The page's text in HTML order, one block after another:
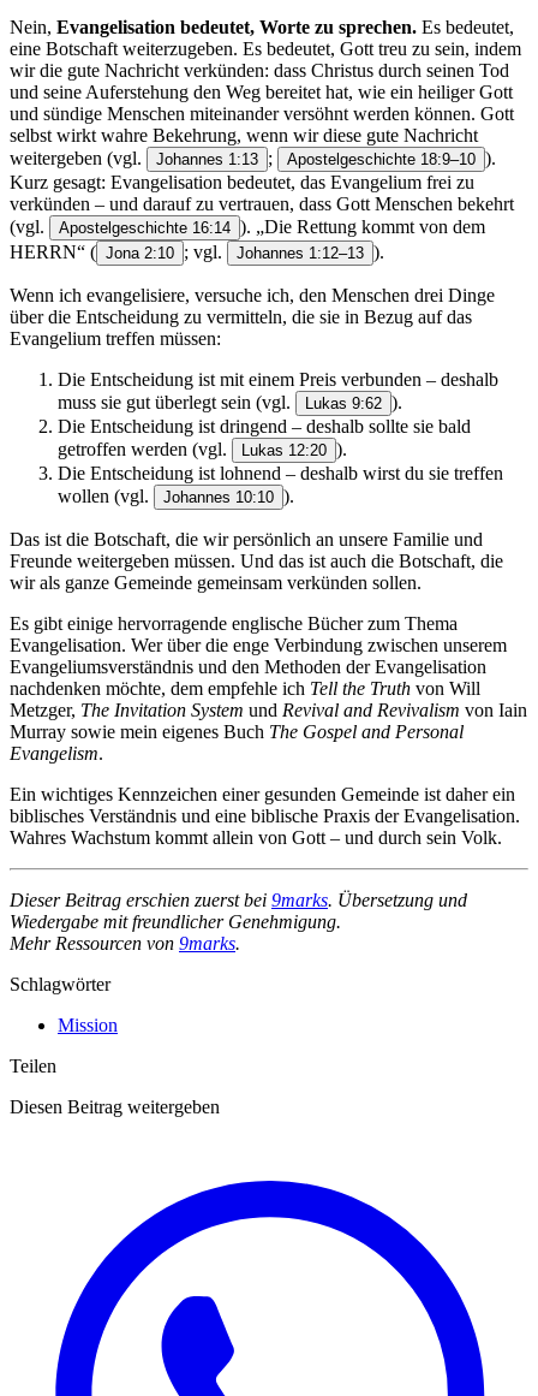
Nein, Evangelisation bedeutet, Worte zu sprechen. Es bedeutet,
eine Botschaft weiterzugeben. Es bedeutet, Gott treu zu sein, indem
wir die gute Nachricht verkünden: dass Christus durch seinen Tod
und seine Auferstehung den Weg bereitet hat, wie ein heiliger Gott
und sündige Menschen miteinander versöhnt werden können. Gott
selbst wirkt wahre Bekehrung, wenn wir diese gute Nachricht
weitergeben (vgl.
Johannes 1:13 ; Apostelgeschichte 18:9–10 ).
Kurz gesagt: Evangelisation bedeutet, das Evangelium frei zu
verkünden – und darauf zu vertrauen, dass Gott Menschen bekehrt
(vgl.
Apostelgeschichte 16:14 ). „Die Rettung kommt von dem
HERRN“ ( Jona 2:10 ; vgl. Johannes 1:12–13 ).
Wenn ich evangelisiere, versuche ich, den Menschen drei Dinge
über die Entscheidung zu vermitteln, die sie in Bezug auf das
Evangelium treffen müssen:
Die Entscheidung ist mit einem Preis verbunden – deshalb
muss sie gut überlegt sein (vgl.
Lukas 9:62 ).
Die Entscheidung ist dringend – deshalb sollte sie bald
getroffen werden (vgl.
Lukas 12:20 ).
Die Entscheidung ist lohnend – deshalb wirst du sie treffen
wollen (vgl.
Johannes 10:10 ).
Das ist die Botschaft, die wir persönlich an unsere Familie und
Freunde weitergeben müssen. Und das ist auch die Botschaft, die
wir als ganze Gemeinde gemeinsam verkünden sollen.
Es gibt einige hervorragende englische Bücher zum Thema
Evangelisation. Wer über die enge Verbindung zwischen unserem
Evangeliumsverständnis und den Methoden der Evangelisation
nachdenken möchte, dem empfehle ich Tell the Truth von Will
Metzger, The Invitation System und Revival and Revivalism von Iain
Murray sowie mein eigenes Buch The Gospel and Personal
Evangelism.
Ein wichtiges Kennzeichen einer gesunden Gemeinde ist daher ein
biblisches Verständnis und eine biblische Praxis der Evangelisation.
Wahres Wachstum kommt allein von Gott – und durch sein Volk.
Dieser Beitrag erschien zuerst bei 9marks. Übersetzung und
Wiedergabe mit freundlicher Genehmigung.
Mehr Ressourcen von 9marks.
Schlagwörter
Mission
Teilen
Diesen Beitrag weitergeben